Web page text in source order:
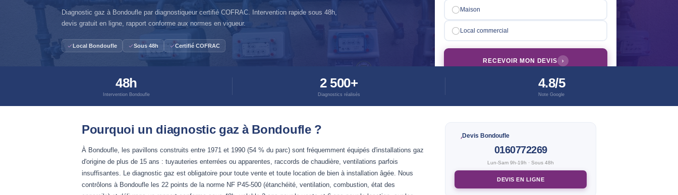
Diagnostic gaz à Bondoufle par diagnostiqueur certifié COFRAC. Intervention rapide sous 48h,
devis gratuit en ligne, rapport conforme aux normes en vigueur.
Local Bondoufle Sous 48h Certifié COFRAC
Maison
Local commercial
RECEVOIR MON DEVIS
48h
Intervention Bondoufle
2 500+
Diagnostics réalisés
4.8/5
Note Google
Pourquoi un diagnostic gaz à Bondoufle ?
À Bondoufle, les pavillons construits entre 1971 et 1990 (54 % du parc) sont fréquemment équipés d'installations gaz
d'origine de plus de 15 ans : tuyauteries enterrées ou apparentes, raccords de chaudière, ventilations parfois
insuffisantes. Le diagnostic gaz est obligatoire pour toute vente et toute location de bien à installation âgée. Nous
contrôlons à Bondoufle les 22 points de la norme NF P45-500 (étanchéité, ventilation, combustion, état des
Devis Bondoufle
0160772269
Lun-Sam 9h-19h · Sous 48h
DEVIS EN LIGNE